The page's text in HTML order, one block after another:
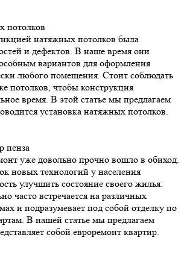
потолков
натяжных потолков была
и дефектов. В наше время они
вариантов для оформления
любого помещения. Стоит соблюдать
потолков, чтобы конструкция
время. В этой статье мы предлагаем
установка натяжных потолков.
пенза
уже довольно прочно вошло в обиход.
новых технологий у населения
улучшить состояние своего жилья.
часто встречается на различных
и подразумевает под собой отделку по
В нашей статье мы предлагаем
собой евроремонт квартир.